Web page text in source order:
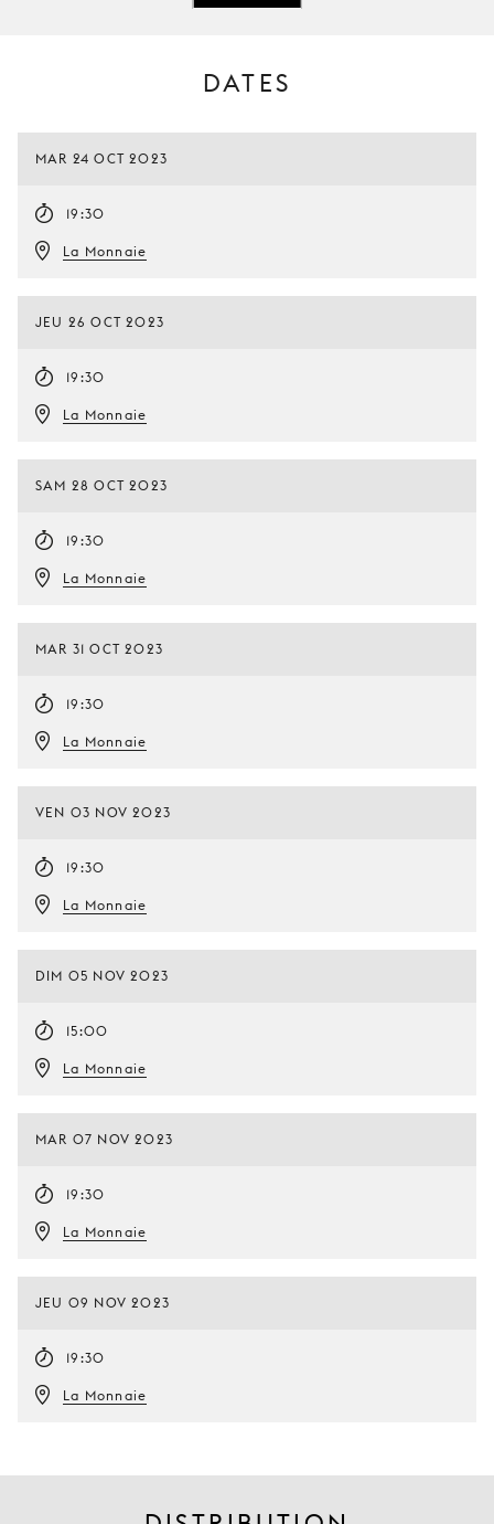
DATES
MAR 24 OCT 2023
19:30
La Monnaie
JEU 26 OCT 2023
19:30
La Monnaie
SAM 28 OCT 2023
19:30
La Monnaie
MAR 31 OCT 2023
19:30
La Monnaie
VEN 03 NOV 2023
19:30
La Monnaie
DIM 05 NOV 2023
15:00
La Monnaie
MAR 07 NOV 2023
19:30
La Monnaie
JEU 09 NOV 2023
19:30
La Monnaie